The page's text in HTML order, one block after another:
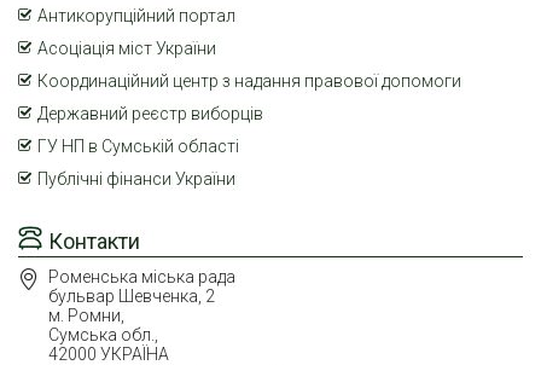
Контакти
Роменська міська рада
бульвар Шевченка, 2
м. Ромни,
Сумська обл.,
42000 УКРАЇНА
Антикорупційний портал
Асоціація міст України
Координаційний центр з надання правової допомоги
Державний реєстр виборців
ГУ НП в Сумській області
Публічні фінанси України